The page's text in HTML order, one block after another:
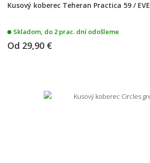
Kusový koberec Teheran Practica 59 / EVE
Skladom, do 2 prac. dní odošleme
Od 29,90 €